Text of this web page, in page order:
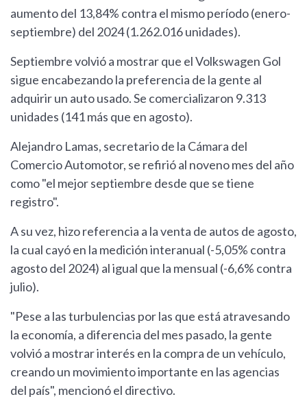
aumento del 13,84% contra el mismo período (enero-
septiembre) del 2024 (1.262.016 unidades).
Septiembre volvió a mostrar que el Volkswagen Gol
sigue encabezando la preferencia de la gente al
adquirir un auto usado. Se comercializaron 9.313
unidades (141 más que en agosto).
Alejandro Lamas, secretario de la Cámara del
Comercio Automotor, se refirió al noveno mes del año
como "el mejor septiembre desde que se tiene
registro".
A su vez, hizo referencia a la venta de autos de agosto,
la cual cayó en la medición interanual (-5,05% contra
agosto del 2024) al igual que la mensual (-6,6% contra
julio).
"Pese a las turbulencias por las que está atravesando
la economía, a diferencia del mes pasado, la gente
volvió a mostrar interés en la compra de un vehículo,
creando un movimiento importante en las agencias
del país", mencionó el directivo.